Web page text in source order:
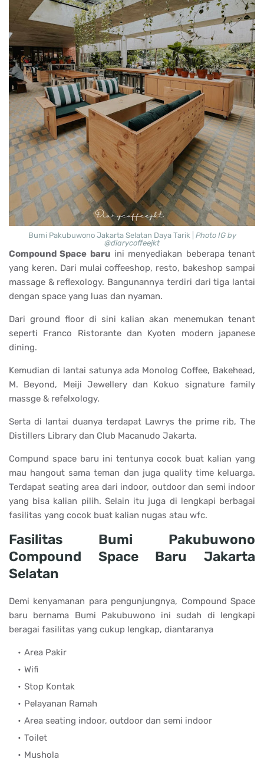
Bumi Pakubuwono Jakarta Selatan Daya Tarik | Photo IG by
@diarycoffeejkt
Compound Space baru ini menyediakan beberapa tenant
yang keren. Dari mulai coffeeshop, resto, bakeshop sampai
massage & reflexology. Bangunannya terdiri dari tiga lantai
dengan space yang luas dan nyaman.
Dari ground floor di sini kalian akan menemukan tenant
seperti Franco Ristorante dan Kyoten modern japanese
dining.
Kemudian di lantai satunya ada Monolog Coffee, Bakehead,
M. Beyond, Meiji Jewellery dan Kokuo signature family
massge & refelxology.
Serta di lantai duanya terdapat Lawrys the prime rib, The
Distillers Library dan Club Macanudo Jakarta.
Compund space baru ini tentunya cocok buat kalian yang
mau hangout sama teman dan juga quality time keluarga.
Terdapat seating area dari indoor, outdoor dan semi indoor
yang bisa kalian pilih. Selain itu juga di lengkapi berbagai
fasilitas yang cocok buat kalian nugas atau wfc.
Fasilitas Bumi Pakubuwono
Compound Space Baru Jakarta
Selatan
Demi kenyamanan para pengunjungnya, Compound Space
baru bernama Bumi Pakubuwono ini sudah di lengkapi
beragai fasilitas yang cukup lengkap, diantaranya
Area Pakir
Wifi
Stop Kontak
Pelayanan Ramah
Area seating indoor, outdoor dan semi indoor
Toilet
Mushola